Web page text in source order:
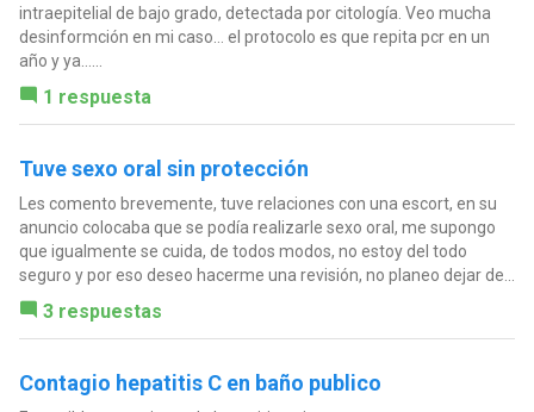
intraepitelial de bajo grado, detectada por citología. Veo mucha
desinformción en mi caso… el protocolo es que repita pcr en un
año y ya…...
1 respuesta
Tuve sexo oral sin protección
Les comento brevemente, tuve relaciones con una escort, en su
anuncio colocaba que se podía realizarle sexo oral, me supongo
que igualmente se cuida, de todos modos, no estoy del todo
seguro y por eso deseo hacerme una revisión, no planeo dejar de...
3 respuestas
Contagio hepatitis C en baño publico